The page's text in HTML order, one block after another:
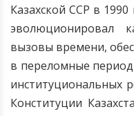
Казахской ССР в
эволюционировал
вызовы времени,
в переломные
институциональных
Конституции